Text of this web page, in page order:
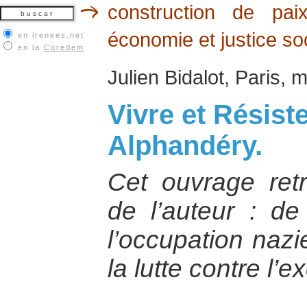
en irenees.net
en la Coredem
construction de
économie et justice
Julien Bidalot, Paris,
Vivre et
Alphandéry.
Cet ouvrage
de l’auteur :
l’occupation
la lutte contre